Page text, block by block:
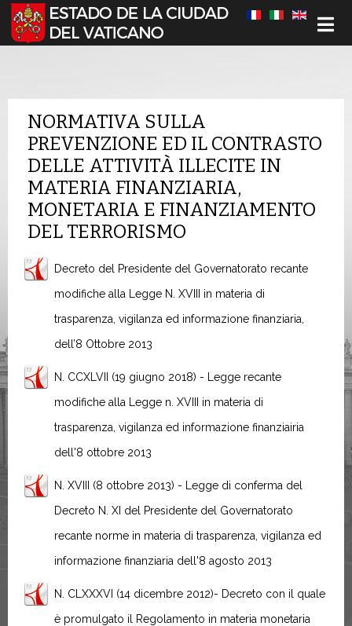
Seleccione su idioma
NORMATIVA SULLA
PREVENZIONE ED IL CONTRASTO
DELLE ATTIVITÀ ILLECITE IN
MATERIA FINANZIARIA,
MONETARIA E FINANZIAMENTO
DEL TERRORISMO
Decreto del Presidente del Governatorato recante
modifiche alla Legge N. XVIII in materia di
trasparenza, vigilanza ed informazione finanziaria,
dell’8 Ottobre 2013
N. CCXLVII (19 giugno 2018) - Legge recante
modifiche alla Legge n. XVIII in materia di
trasparenza, vigilanza ed informazione finanziairia
dell'8 ottobre 2013
N. XVIII (8 ottobre 2013) - Legge di conferma del
Decreto N. XI del Presidente del Governatorato
recante norme in materia di trasparenza, vigilanza ed
informazione finanziaria dell'8 agosto 2013
N. CLXXXVI (14 dicembre 2012)- Decreto con il quale
è promulgato il Regolamento in materia monetaria